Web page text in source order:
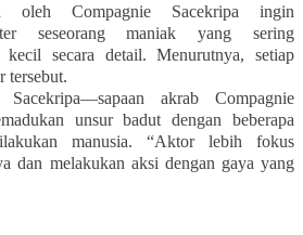
oleh Compagnie Sacekripa ingin
seseorang maniak yang sering
kecil secara detail. Menurutnya, setiap
tersebut.
akrab Compagnie
unsur badut dengan beberapa
manusia. “Aktor lebih fokus
dan melakukan aksi dengan gaya yang